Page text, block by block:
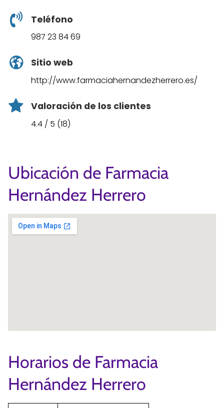
Teléfono
987 23 84 69
Sitio web
http://www.farmaciahernandezherrero.es/
Valoración de los clientes
4.4 / 5 (18)
Ubicación de Farmacia
Hernández Herrero
Horarios de Farmacia
Hernández Herrero